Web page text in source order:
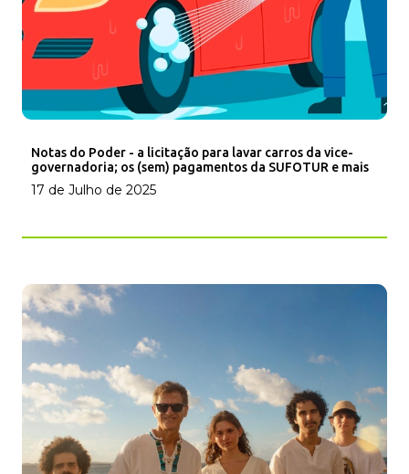
Notas do Poder - a licitação para lavar carros da vice-
governadoria; os (sem) pagamentos da SUFOTUR e mais
17 de Julho de 2025